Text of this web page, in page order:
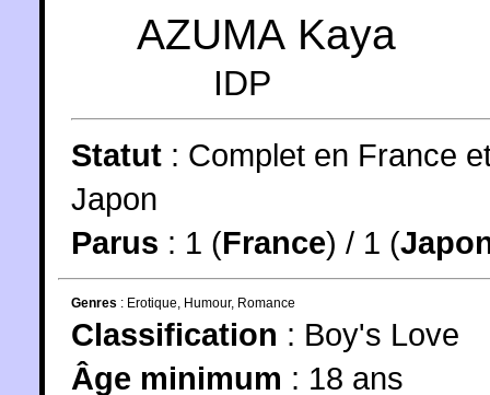
AZUMA Kaya
IDP
Statut : Complet en France
Japon
Parus : 1 (France) / 1 (
Genres : Erotique Humour, Romance
Classification : Boy's Love
Âge minimum : 18 ans